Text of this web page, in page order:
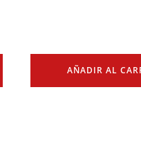
AÑADIR AL